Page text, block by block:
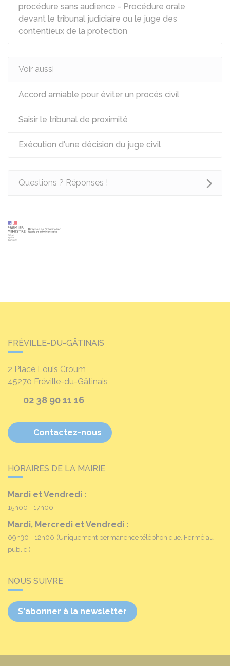
procédure sans audience - Procédure orale
devant le tribunal judiciaire ou le juge des
contentieux de la protection
Voir aussi
Accord amiable pour éviter un procès civil
Saisir le tribunal de proximité
Exécution d'une décision du juge civil
Questions ? Réponses !
FRÉVILLE-DU-GÂTINAIS
2 Place Louis Croum
45270 Fréville-du-Gâtinais
02 38 90 11 16
Contactez-nous
HORAIRES DE LA MAIRIE
Mardi et Vendredi :
15h00 - 17h00
Mardi, Mercredi et Vendredi :
09h30 - 12h00 (Uniquement permanence téléphonique. Fermé au
public.)
NOUS SUIVRE
S'abonner à la newsletter